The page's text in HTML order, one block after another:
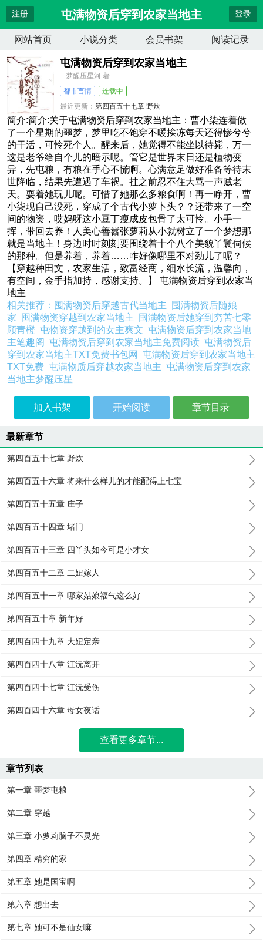
注册 屯满物资后穿到农家当地主 登录
网站首页 小说分类 会员书架 阅读记录
屯满物资后穿到农家当地主
梦醒压星河 著
都市言情
连载中
最近更新：第四百五十七章 野炊
更新时间：2026-07-06 22:24:43
简介:简介:关于屯满物资后穿到农家当地主：曹小柒连着做
了一个星期的噩梦，梦里吃不饱穿不暖挨冻每天还得惨兮兮
的干活，可怜死个人。醒来后，她觉得不能坐以待毙，万一
这是老爷给自个儿的暗示呢。管它是世界末日还是植物变
异，先屯粮，有粮在手心不慌啊。心满意足做好准备等待末
世降临，结果先遭遇了车祸。挂之前忍不住大骂一声贼老
天。耍着她玩儿呢。可惜了她那么多粮食啊！再一睁开，曹
小柒现自己没死，穿成了个古代小萝卜头？？还带来了一空
间的物资，哎妈呀这小豆丁瘦成皮包骨了太可怜。小手一
挥，带回去养！人美心善嚣张萝莉从小就树立了一个梦想那
就是当地主！身边时时刻刻要围绕着十个八个美貌丫鬟伺候
的那种。但是养着，养着……咋好像哪里不对劲儿了呢？
【穿越种田文，农家生活，致富经商，细水长流，温馨向，
有空间，金手指加持，感谢支持。】 屯满物资后穿到农家当
地主
相关推荐： 囤满物资后穿越古代当地主
囤满物资后随娘
家
囤满物资穿越到农家当地主
囤满物资后她穿到穷苦七零
顾靑橙屯物资穿越到的女主爽文屯满物资后穿到农家当地
主笔趣阁屯满物资后穿到农家当地主免费阅读屯满物资后
穿到农家当地主TXT免费书包网屯满物资后穿到农家当地主
TXT免费屯满物质后穿越农家当地主屯满物资后穿到农家
当地主梦醒压星
加入书架 开始阅读 章节目录
最新章节
第四百五十七章 野炊
第四百五十六章 将来什么样儿的才能配得上七宝
第四百五十五章 庄子
第四百五十四章 堵门
第四百五十三章 四丫头如今可是小才女
第四百五十二章 二妞嫁人
第四百五十一章 哪家姑娘福气这么好
第四百五十章 新年好
第四百四十九章 大妞定亲
第四百四十八章 江沅离开
第四百四十七章 江沅受伤
第四百四十六章 母女夜话
查看更多章节...
章节列表
第一章 噩梦屯粮
第二章 穿越
第三章 小萝莉脑子不灵光
第四章 精穷的家
第五章 她是国宝啊
第六章 想出去
第七章 她可不是仙女嘛